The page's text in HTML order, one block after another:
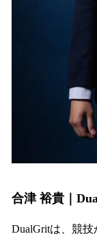
合津 裕貴｜
DualGritは、競